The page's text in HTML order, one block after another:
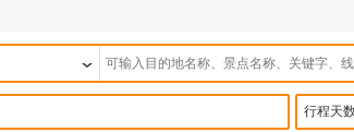
行程天